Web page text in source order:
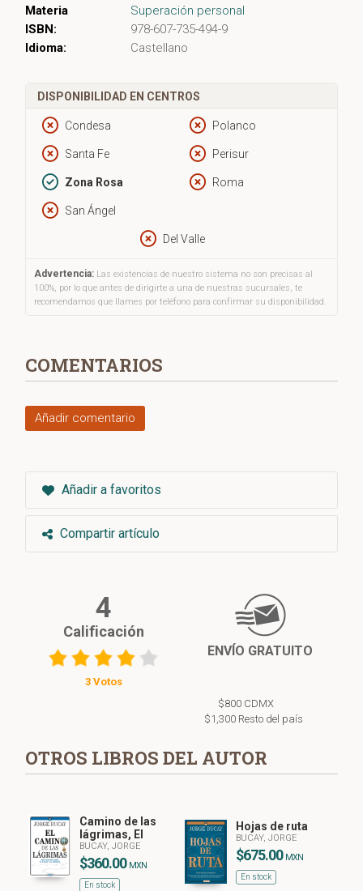
las estaciones por las que el psicólogo argentino transita en
el camino para alcanzar lo mejor de nosotros mismos. En
estas páginas se hallarán las guías y consejos que el autor,
comportamiento humano.
Materia
Superación personal
ISBN:
978-607-735-494-9
Idioma:
Castellano
DISPONIBILIDAD EN CENTROS
Condesa Polanco
Santa Fe Perisur
Zona Rosa Roma
San Ángel
Del Valle
Advertencia: Las existencias de nuestro sistema no son precisas al
100%, por lo que antes de dirigirte a una de nuestras sucursales, te
recomendamos que llames por teléfono para confirmar su disponibilidad.
COMENTARIOS
Añadir comentario
Añadir a favoritos
Compartir artículo
4
Calificación
3 Votos
ENVÍO GRATUITO
$800 CDMX
$1,300 Resto del país
OTROS LIBROS DEL AUTOR
Camino de las
lágrimas, El
BUCAY, JORGE
$360.00 MXN
En stock
Hojas de ruta
BUCAY, JORGE
$675.00 MXN
En stock